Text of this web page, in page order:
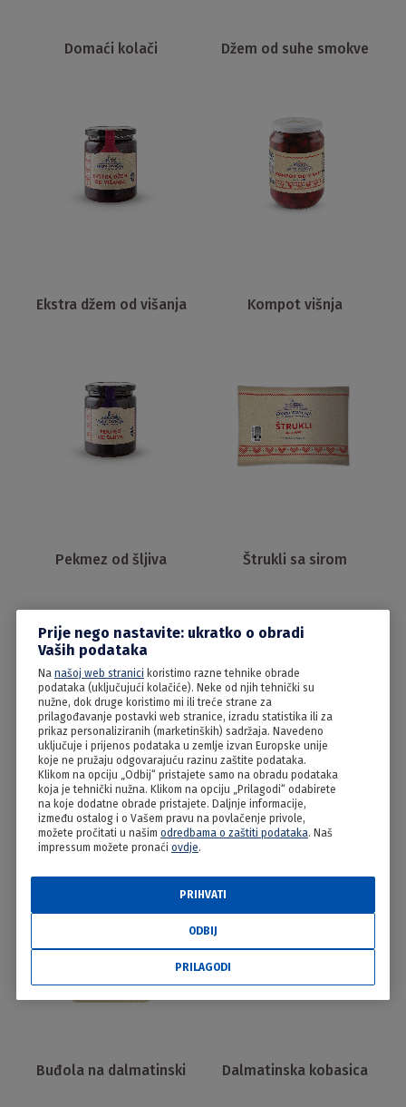
Domaći kolači Džem od suhe smokve
Ekstra džem od višanja Kompot višnja
Pekmez od šljiva Štrukli sa sirom
Češnjovka Čvarci
Buđola na dalmatinski Dalmatinska kobasica
Prije nego nastavite: ukratko o obradi
Vaših podataka
Na našoj web stranici koristimo razne tehnike obrade
podataka (uključujući kolačiće). Neke od njih tehnički su
nužne, dok druge koristimo mi ili treće strane za
prilagođavanje postavki web stranice, izradu statistika ili za
prikaz personaliziranih (marketinških) sadržaja. Navedeno
uključuje i prijenos podataka u zemlje izvan Europske unije
koje ne pružaju odgovarajuću razinu zaštite podataka.
Klikom na opciju „Odbij“ pristajete samo na obradu podataka
koja je tehnički nužna. Klikom na opciju „Prilagodi“ odabirete
na koje dodatne obrade pristajete. Daljnje informacije,
između ostalog i o Vašem pravu na povlačenje privole,
možete pročitati u našim odredbama o zaštiti podataka. Naš
impressum možete pronaći ovdje.
ODBIJ
PRIHVATI
PRILAGODI